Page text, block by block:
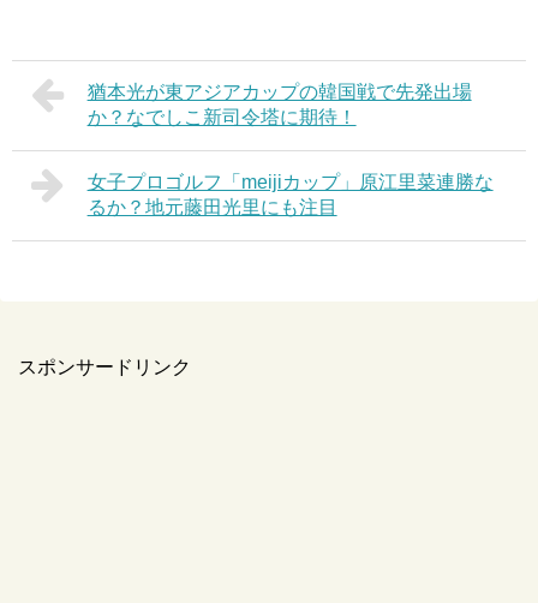
猶本光が東アジアカップの韓国戦で先発出場
か？なでしこ新司令塔に期待！
女子プロゴルフ「meijiカップ」原江里菜連勝な
るか？地元藤田光里にも注目
スポンサードリンク